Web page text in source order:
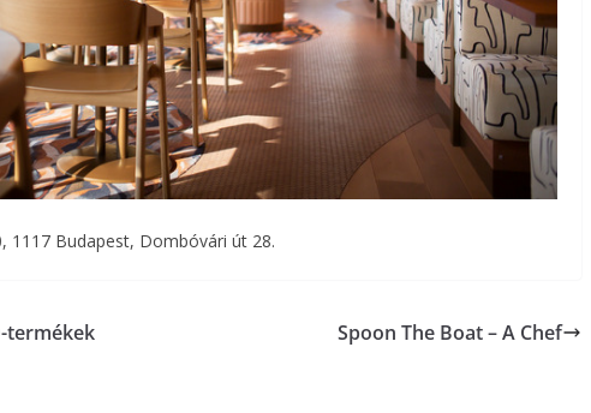
1117 Budapest, Dombóvári út 28.
termékek
Spoon The Boat – A Chef